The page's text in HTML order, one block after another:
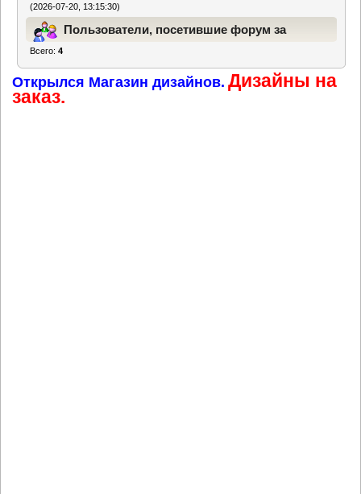
(2026-07-20, 13:15:30)
Пользователи, посетившие форум за
Всего:4
Открылся Магазин дизайнов. Дизайны на
заказ.